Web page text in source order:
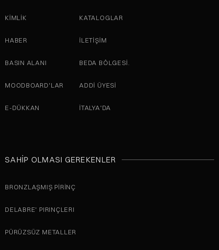
KİMLİK
HABER
BASIN ALANI
MOODBOARD'LAR
E-DÜKKAN
KATALOGLAR
İLETIŞIM
BEDA BÖLGESI.
ADDI ÜYESI
İTALYA'DA
SAHIP OLMASI GEREKENLER
BRONZLAŞMIŞ PIRINÇ
DELABRE' PIRINÇLERI
PÜRÜZSÜZ METALLER